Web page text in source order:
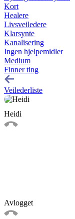
Kort
Healere
Livsveiledere
Klarsynte
Kanalisering
Ingen hjelpemidler
Medium
Finner ting
Veilederliste
Heidi
Avlogget